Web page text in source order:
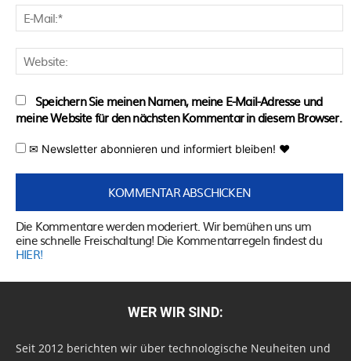
Speichern Sie meinen Namen, meine E-Mail-Adresse und
meine Website für den nächsten Kommentar in diesem Browser.
✉ Newsletter abonnieren und informiert bleiben! ♥
Die Kommentare werden moderiert. Wir bemühen uns um
eine schnelle Freischaltung! Die Kommentarregeln findest du
HIER!
WER WIR SIND:
Seit 2012 berichten wir über technologische Neuheiten und